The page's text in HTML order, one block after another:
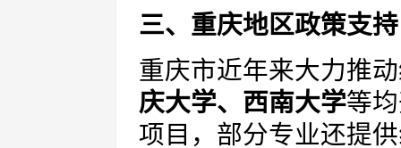
三、重庆地区政策支持
重庆市近年来大力推
庆大学、西南大学等
项目，部分专业还提